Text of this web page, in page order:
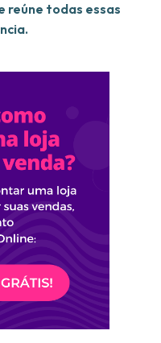
reúne todas essas